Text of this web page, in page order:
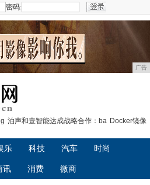
密码:
广告
泊声和壹智能达成战略合作：ba Docker镜像
乐 科技 汽车 时尚
讯 消费 微商